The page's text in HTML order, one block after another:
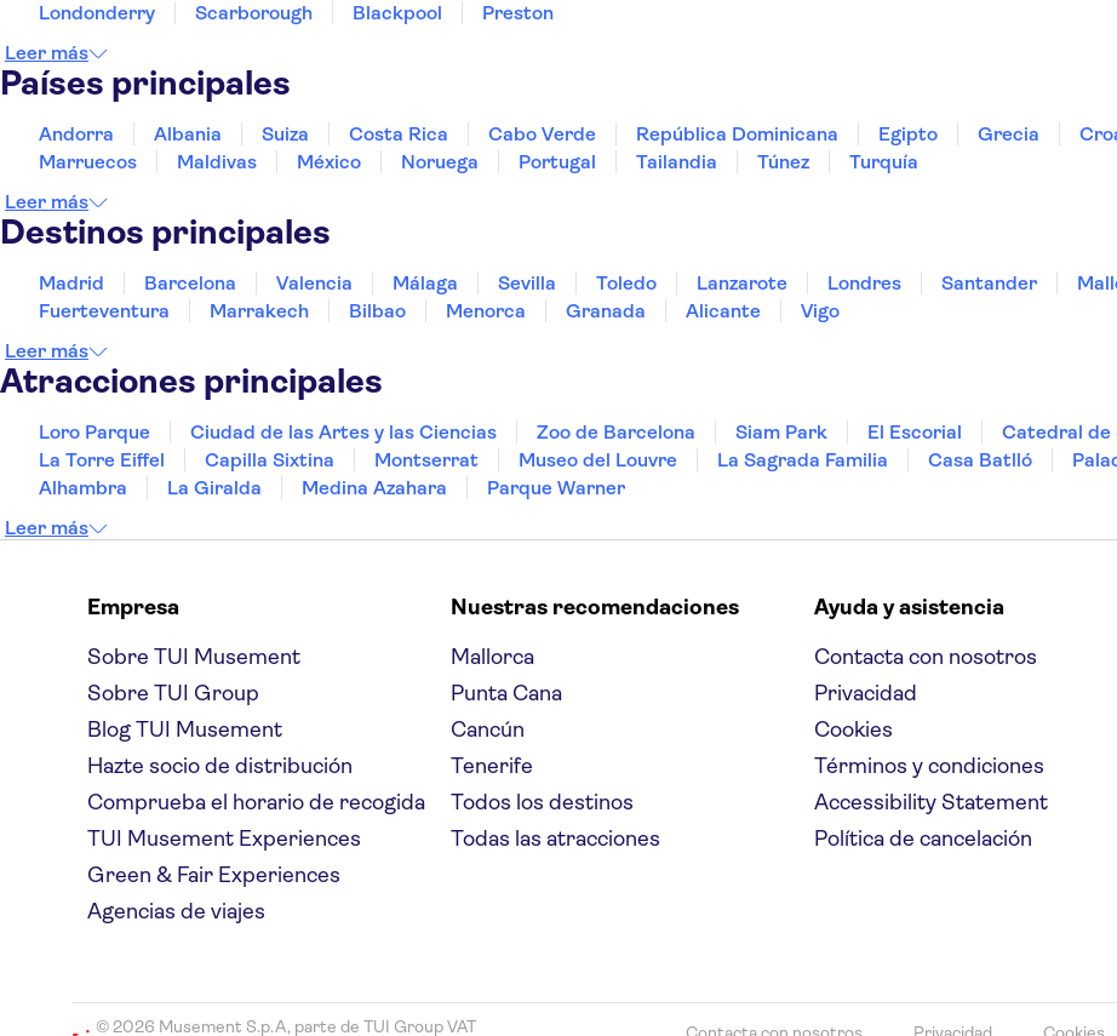
Londonderry
Scarborough Blackpool
Preston
Leer más
Países principales
Andorra Albania Suiza Costa Rica Cabo Verde República Dominicana Egipto Grecia
Marruecos
Maldivas México Noruega Portugal Tailandia Túnez
Turquía
Leer más
Destinos principales
Madrid Barcelona Valencia Málaga Sevilla Toledo Lanzarote Londres Santander
Fuerteventura
Marrakech Bilbao Menorca Granada Alicante
Vigo
Leer más
Atracciones principales
Loro Parque Ciudad de las Artes y las Ciencias Zoo de Barcelona Siam Park El Escorial Catedral de
La Torre Eiffel
Capilla Sixtina Montserrat Museo del Louvre La Sagrada Familia Casa Batlló
Alhambra
La Giralda Medina Azahara
Parque Warner
Leer más
Empresa
Sobre TUI Musement
Sobre TUI Group
Blog TUI Musement
Hazte socio de distribución
Comprueba el horario de recogida
TUI Musement Experiences
Green & Fair Experiences
Agencias de viajes
Nuestras recomendaciones
Mallorca
Punta Cana
Cancún
Tenerife
Todos los destinos
Todas las atracciones
Ayuda y asistencia
Contacta con nosotros
Privacidad
Cookies
Términos y condiciones
Accessibility Statement
Política de cancelación
© 2026 Musement S.p.A, parte de TUI Group VAT